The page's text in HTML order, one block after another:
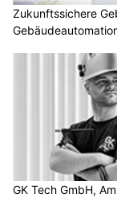
Zukunftssichere
GK Tech GmbH,